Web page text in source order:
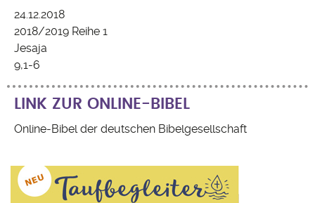
24.12.2018
2018/2019 Reihe 1
Jesaja
9,1-6
LINK ZUR ONLINE-BIBEL
Online-Bibel der deutschen Bibelgesellschaft